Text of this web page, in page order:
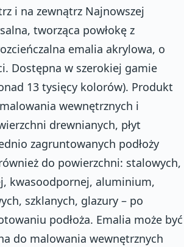
i na zewnątrz Najnowszej
tworząca powłokę z
emalia akrylowa, o
Dostępna w szerokiej gamie
13 tysięcy kolorów). Produkt
wewnętrznych i
drewnianych, płyt
zagruntowanych podłoży
do powierzchni: stalowych,
kwasoodpornej, aluminium,
szklanych, glazury – po
podłoża. Emalia może być
do malowania wewnętrznych